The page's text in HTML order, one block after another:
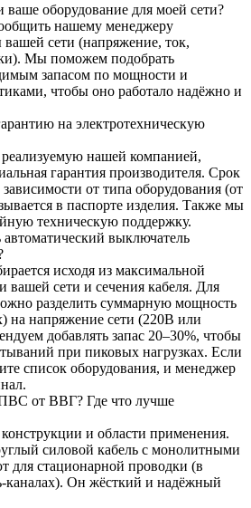
ваше оборудование для моей сети?
нашему менеджеру
вашей сети (напряжение, ток,
Мы поможем подобрать
запасом по мощности и
чтобы оно работало надёжно и
на электротехническую
нашей компанией,
гарантия производителя. Срок
от типа оборудования (от
в паспорте изделия. Также мы
техническую поддержку.
выключатель
исходя из максимальной
вашей сети и сечения кабеля. Для
разделить суммарную мощность
на напряжение сети (220В или
добавлять запас 20–30%, чтобы
при пиковых нагрузках. Если
список оборудования, и менеджер
ПВС от ВВГ? Где что лучше
и области применения.
силовой кабель с монолитными
для стационарной проводки (в
каналах). Он жёсткий и надёжный